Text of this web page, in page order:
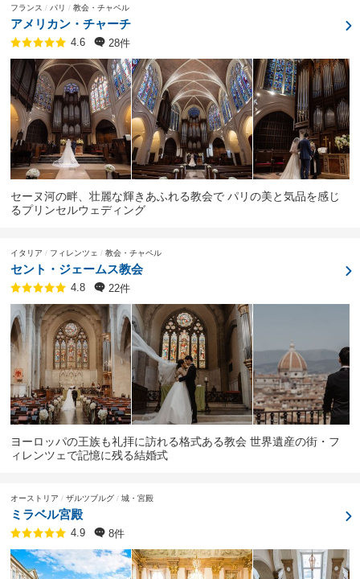
フランス パリ 教会・チャペル
アメリカン・チャーチ
4.6 28件
セーヌ河の畔、壮麗な輝きあふれる教会で パリの美と気品を感じ
るプリンセルウェディング
イタリア フィレンツェ 教会・チャペル
セント・ジェームス教会
4.8 22件
ヨーロッパの王族も礼拝に訪れる格式ある教会 世界遺産の街・フ
ィレンツェで記憶に残る結婚式
オーストリア ザルツブルグ 城・宮殿
ミラベル宮殿
4.9 8件